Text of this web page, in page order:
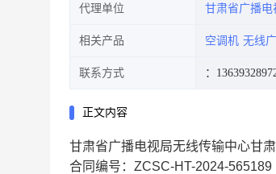
代理单位 甘肃省广播
相关产品 空调机 无线
联系方式 ：
正文内容
甘肃省广播电视局无线传输中心甘
合同编号：ZCSC-HT-2024-565189